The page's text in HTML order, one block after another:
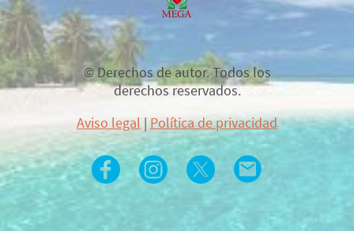
© Derechos de autor. Todos los
derechos reservados.
Aviso legal|Política de privacidad